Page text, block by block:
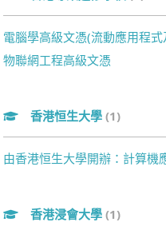
電腦學高級文憑(流動應用程
物聯網工程高級文憑
香港恒生大學 (1)
由香港恒生大學開辦：計算機
香港浸會大學 (1)